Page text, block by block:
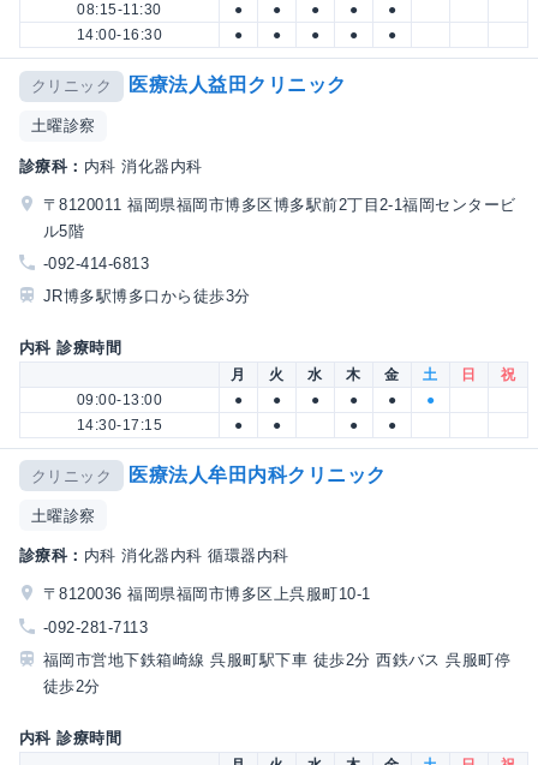
08:15-11:30
● ● ● ●
●
14:00-16:30
● ● ● ● ●
クリニック 医療法人益田クリニック
土曜診察
診療科： 内科 消化器内科
〒8120011 福岡県福岡市博多区博多駅前2丁目2-1福岡センタービ
ル5階
-092-414-6813
JR博多駅博多口から徒歩3分
内科 診療時間
月 火 水 木 金 土 日
祝
09:00-13:00
● ● ● ● ●
●
14:30-17:15
● ● ● ●
クリニック 医療法人牟田内科クリニック
土曜診察
診療科： 内科 消化器内科 循環器内科
〒8120036 福岡県福岡市博多区上呉服町10-1
-092-281-7113
福岡市営地下鉄箱崎線 呉服町駅下車 徒歩2分 西鉄バス 呉服町停
徒歩2分
内科 診療時間